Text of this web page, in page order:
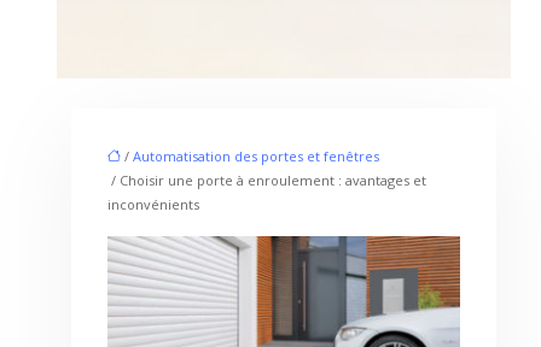
/Automatisation des portes et fenêtres
/ Choisir une porte à enroulement : avantages et
inconvénients